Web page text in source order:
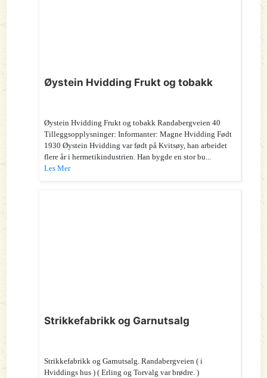
Øystein Hvidding Frukt og tobakk
Øystein Hvidding Frukt og tobakk Randabergveien 40
Tilleggsopplysninger: Informanter: Magne Hvidding Født
1930 Øystein Hvidding var født på Kvitsøy, han arbeidet
flere år i hermetikindustrien. Han bygde en stor bu...
Les Mer
Strikkefabrikk og Garnutsalg
Strikkefabrikk og Garnutsalg. Randabergveien ( i
Hviddings hus ) ( Erling og Torvalg var brødre. )